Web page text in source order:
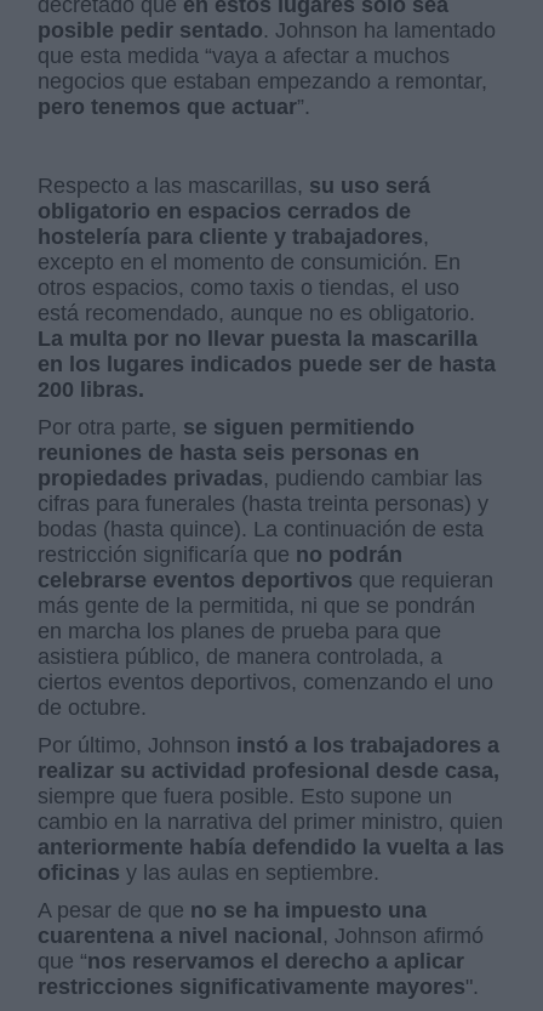
decretado que en estos lugares solo sea
posible pedir sentado. Johnson ha lamentado
que esta medida “vaya a afectar a muchos
negocios que estaban empezando a remontar,
pero tenemos que actuar”.
Respecto a las mascarillas, su uso será
obligatorio en espacios cerrados de
hostelería para cliente y trabajadores,
excepto en el momento de consumición. En
otros espacios, como taxis o tiendas, el uso
está recomendado, aunque no es obligatorio.
La multa por no llevar puesta la mascarilla
en los lugares indicados puede ser de hasta
200 libras.
Por otra parte, se siguen permitiendo
reuniones de hasta seis personas en
propiedades privadas, pudiendo cambiar las
cifras para funerales (hasta treinta personas) y
bodas (hasta quince). La continuación de esta
restricción significaría que no podrán
celebrarse eventos deportivos que requieran
más gente de la permitida, ni que se pondrán
en marcha los planes de prueba para que
asistiera público, de manera controlada, a
ciertos eventos deportivos, comenzando el uno
de octubre.
Por último, Johnson instó a los trabajadores a
realizar su actividad profesional desde casa,
siempre que fuera posible. Esto supone un
cambio en la narrativa del primer ministro, quien
anteriormente había defendido la vuelta a las
oficinas y las aulas en septiembre.
A pesar de que no se ha impuesto una
cuarentena a nivel nacional , Johnson afirmó
que “nos reservamos el derecho a aplicar
restricciones significativamente mayores".